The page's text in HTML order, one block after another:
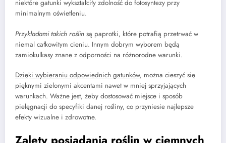
niektóre gatunki wykształciły zdolność do fotosyntezy przy
minimalnym oświetleniu.
Przykładami takich roślin są paprotki, które potrafią przetrwać w
niemal całkowitym cieniu. Innym dobrym wyborem będą
zamiokulkasy znane z odporności na różnorodne warunki.
Dzięki wybieraniu odpowiednich gatunków, można cieszyć się
pięknymi zielonymi akcentami nawet w mniej sprzyjających
warunkach. Ważne jest, żeby dostosować miejsce i sposób
pielęgnacji do specyfiki danej rośliny, co przyniesie najlepsze
efekty wizualne i zdrowotne.